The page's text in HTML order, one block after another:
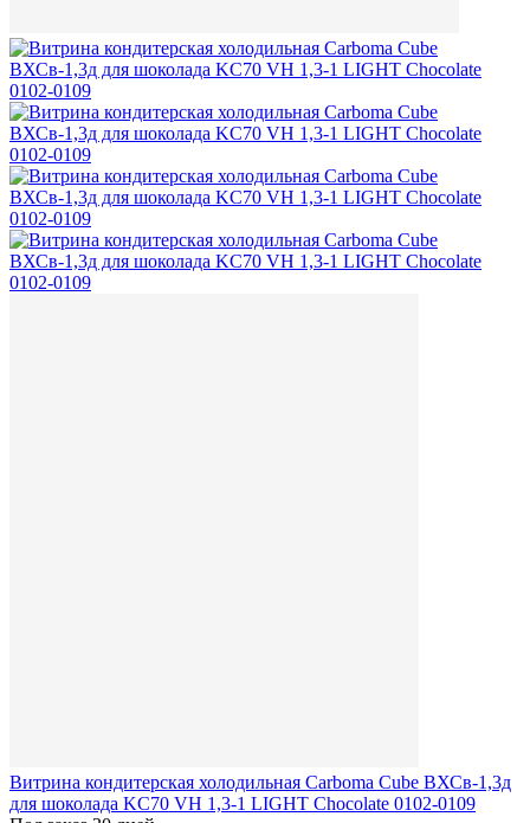
Витрина кондитерская холодильная Сarboma Cube ВХСв-1,3д
для шоколада KC70 VH 1,3-1 LIGHT Chocolate 0102-0109